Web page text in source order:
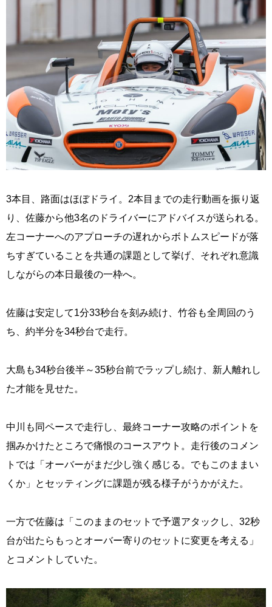
3本目、路面はほぼドライ。2本目までの走行動画を振り返
り、佐藤から他3名のドライバーにアドバイスが送られる。
左コーナーへのアプローチの遅れからボトムスピードが落
ちすぎていることを共通の課題として挙げ、それぞれ意識
しながらの本日最後の一枠へ。
佐藤は安定して1分33秒台を刻み続け、竹谷も全周回のう
ち、約半分を34秒台で走行。
大島も34秒台後半～35秒台前でラップし続け、新人離れし
た才能を見せた。
中川も同ペースで走行し、最終コーナー攻略のポイントを
掴みかけたところで痛恨のコースアウト。走行後のコメン
トでは「オーバーがまだ少し強く感じる。でもこのままい
くか」とセッティングに課題が残る様子がうかがえた。
一方で佐藤は「このままのセットで予選アタックし、32秒
台が出たらもっとオーバー寄りのセットに変更を考える」
とコメントしていた。